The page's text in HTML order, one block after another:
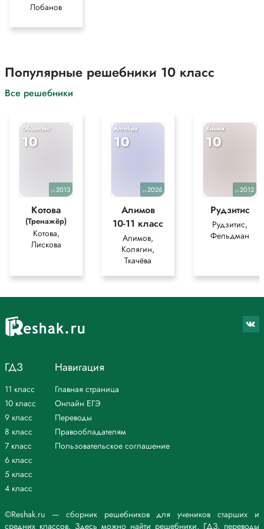
Лобанов
Популярные решебники 10 класс
Все решебники
Общество
10
уч.2013
Котова
(Тренажёр)
Котова,
Лискова
Алгебра
10
уч.2026
Алимов
10-11 класс
Алимов,
Колягин,
Ткачёва
Химия
10
уч.2012
Рудзитис
Рудзитис,
Фельдман
©Reshak.ru — сборник решебников для учеников старших и
средних классов. Здесь можно найти решебники, ГДЗ, переводы
ГДЗ
11 класс
10 класс
9 класс
8 класс
7 класс
6 класс
5 класс
4 класс
Навигация
Главная страница
Онлайн ЕГЭ
Переводы
Правообладателям
Пользовательское соглашение